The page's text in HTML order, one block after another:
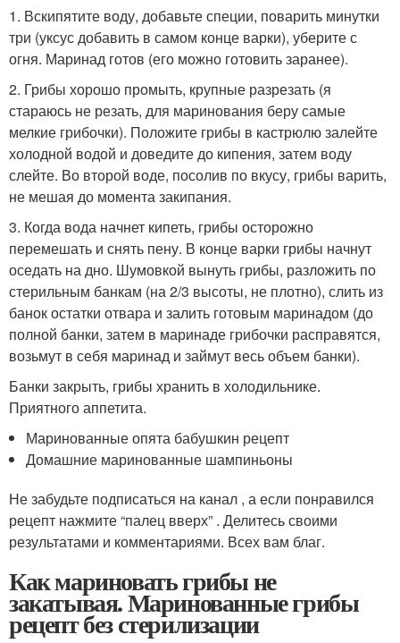
1. Вскипятите воду, добавьте специи, поварить минутки
три (уксус добавить в самом конце варки), уберите с
огня. Маринад готов (его можно готовить заранее).
2. Грибы хорошо промыть, крупные разрезать (я
стараюсь не резать, для маринования беру самые
мелкие грибочки). Положите грибы в кастрюлю залейте
холодной водой и доведите до кипения, затем воду
слейте. Во второй воде, посолив по вкусу, грибы варить,
не мешая до момента закипания.
3. Когда вода начнет кипеть, грибы осторожно
перемешать и снять пену. В конце варки грибы начнут
оседать на дно. Шумовкой вынуть грибы, разложить по
стерильным банкам (на 2/3 высоты, не плотно), слить из
банок остатки отвара и залить готовым маринадом (до
полной банки, затем в маринаде грибочки расправятся,
возьмут в себя маринад и займут весь объем банки).
Банки закрыть, грибы хранить в холодильнике.
Приятного аппетита.
Маринованные опята бабушкин рецепт
Домашние маринованные шампиньоны
Не забудьте подписаться на канал , а если понравился
рецепт нажмите “палец вверх” . Делитесь своими
результатами и комментариями. Всех вам благ.
Как мариновать грибы не
закатывая. Маринованные грибы
рецепт без стерилизации